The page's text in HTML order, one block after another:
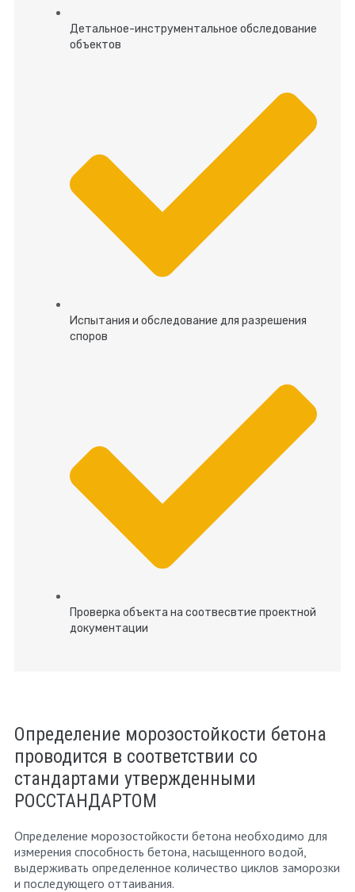
Детальное-инструментальное обследование
объектов
Испытания и обследование для разрешения
споров
Проверка объекта на соотвесвтие проектной
документации
Определение морозостойкости бетона
проводится в соответствии со
стандартами утвержденными
РОССТАНДАРТОМ
Определение морозостойкости бетона необходимо для
измерения способность бетона, насыщенного водой,
выдерживать определенное количество циклов заморозки
и последующего оттаивания.